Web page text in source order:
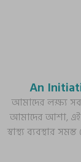
An
আমাদের লক্ষ্য
আমাদের আশা, এই
স্বাস্থ্য ব্যবস্থার